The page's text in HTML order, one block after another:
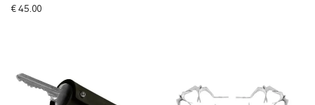
€ 45.00